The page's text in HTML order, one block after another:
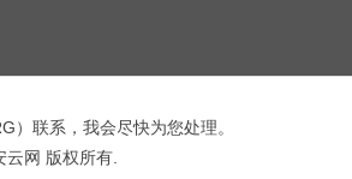
）联系，我会尽快为您处理。
网 版权所有.